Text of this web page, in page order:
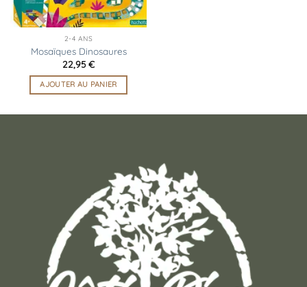
2-4 ANS
Mosaïques Dinosaures
22,95€
AJOUTER AU PANIER